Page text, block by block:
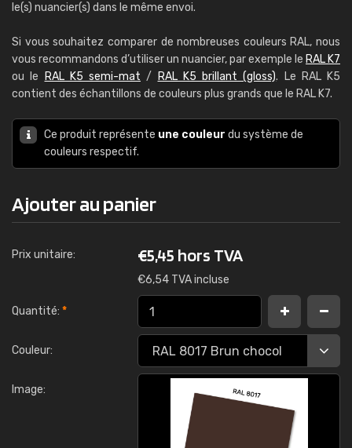
le(s) nuancier(s) dans le même envoi.
Si vous souhaitez comparer de nombreuses couleurs RAL, nous
vous recommandons d’utiliser un nuancier, par exemple le RAL K7
ou le
RAL K5 semi-mat / RAL K5 brillant (gloss). Le RAL K5
contient des échantillons de couleurs plus grands que le RAL K7.
Ce produit représente une couleur du système de
couleurs respectif.
Ajouter au panier
Prix unitaire: €5,45 hors TVA
€6,54 TVA incluse
Quantité: *
Couleur:
Image: